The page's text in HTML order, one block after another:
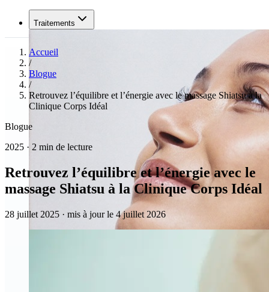
Traitements
Accueil
/
Blogue
/
Retrouvez l’équilibre et l’énergie avec le massage Shiatsu à la
Clinique Corps Idéal
Blogue
2025 · 2 min de lecture
Retrouvez l’équilibre et l’énergie avec le
massage Shiatsu à la Clinique Corps Idéal
28 juillet 2025 · mis à jour le 4 juillet 2026